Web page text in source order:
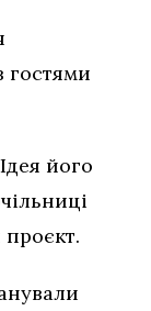
гостями
його